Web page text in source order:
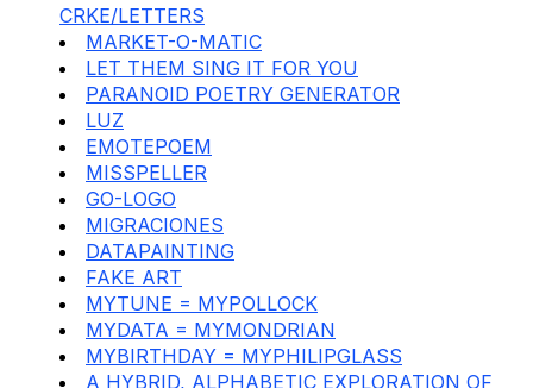
CRKE/LETTERS
MARKET-O-MATIC
LET THEM SING IT FOR YOU
PARANOID POETRY GENERATOR
LUZ
EMOTEPOEM
MISSPELLER
GO-LOGO
MIGRACIONES
DATAPAINTING
FAKE ART
MYTUNE = MYPOLLOCK
MYDATA = MYMONDRIAN
MYBIRTHDAY = MYPHILIPGLASS
A HYBRID, ALPHABETIC EXPLORATION OF